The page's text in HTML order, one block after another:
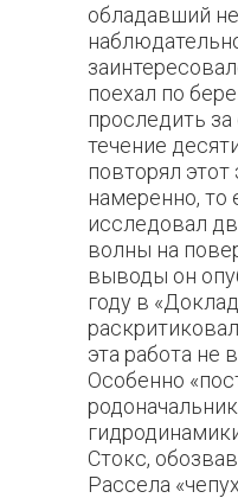
обладавший
поехал по
проследить
течение
повторял
намеренно, то
исследовал
волны на
выводы он
году в
эта работа не
Особенно
Стокс,
Рассела